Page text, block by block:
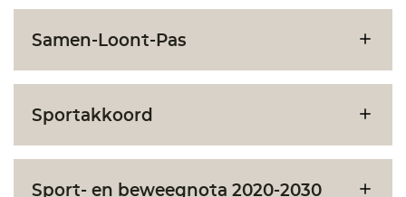
Samen-Loont-Pas
Sportakkoord
Sport- en beweegnota 2020-2030